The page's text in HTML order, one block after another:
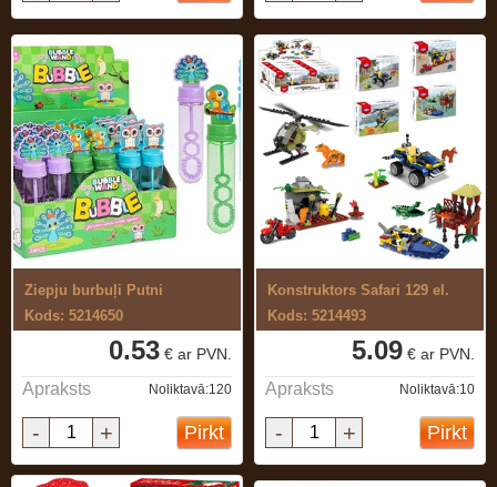
Ziepju burbuļi Putni
Kods: 5214650
0.53 € ar PVN.
Apraksts Noliktavā:120
- + Pirkt
Konstruktors Safari 129 el.
Kods: 5214493
5.09 € ar PVN.
Apraksts Noliktavā:10
- + Pirkt